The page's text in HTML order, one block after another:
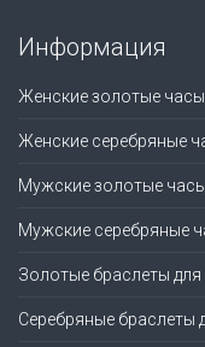
Информация
Женские золотые часы
Женские серебряные
Мужские золотые часы
Мужские серебряные
Золотые браслеты для
Серебряные браслеты